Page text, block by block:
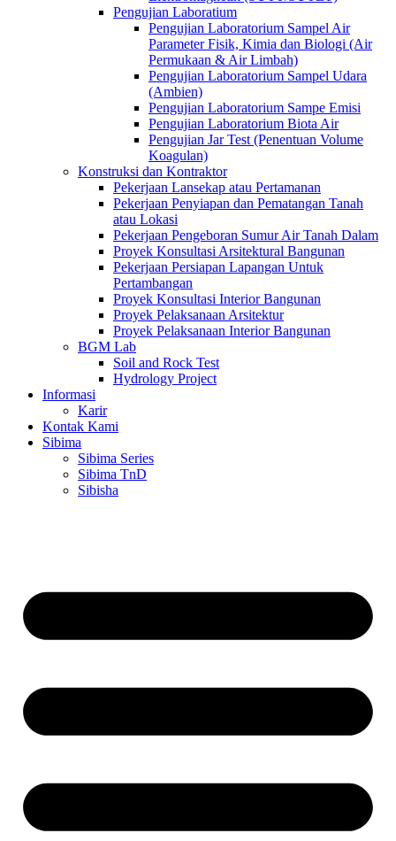
Pengujian Laboratium
Pengujian Laboratorium Sampel Air
Parameter Fisik, Kimia dan Biologi (Air
Permukaan & Air Limbah)
Pengujian Laboratorium Sampel Udara
(Ambien)
Pengujian Laboratorium Sampe Emisi
Pengujian Laboratorium Biota Air
Pengujian Jar Test (Penentuan Volume
Koagulan)
Konstruksi dan Kontraktor
Pekerjaan Lansekap atau Pertamanan
Pekerjaan Penyiapan dan Pematangan Tanah
atau Lokasi
Pekerjaan Pengeboran Sumur Air Tanah Dalam
Proyek Konsultasi Arsitektural Bangunan
Pekerjaan Persiapan Lapangan Untuk
Pertambangan
Proyek Konsultasi Interior Bangunan
Proyek Pelaksanaan Arsitektur
Proyek Pelaksanaan Interior Bangunan
BGM Lab
Soil and Rock Test
Hydrology Project
Informasi
Karir
Kontak Kami
Sibima
Sibima Series
Sibima TnD
Sibisha